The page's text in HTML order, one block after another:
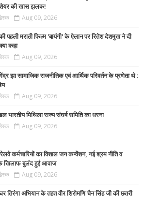
की खास झलक!
Aug 09, 2026
पहली मराठी फिल्म 'बायंगी' के ऐलान पर रितेश देशमुख ने दी
कहा
Aug 09, 2026
झा सामाजिक राजनीतिक एवं आर्थिक परिवर्तन के प्रणेता थे :
Aug 09, 2026
भारतीय मिथिला राज्य संघर्ष समिति का धरना
Aug 09, 2026
कर्मचारियों का विशाल जन कन्वेंशन, नई श्रम नीति व
खिलाफ बुलंद हुई आवाज
Aug 09, 2026
तिरंगा अभियान के तहत वीर शिरोमणि चैन सिंह जी की छतरी